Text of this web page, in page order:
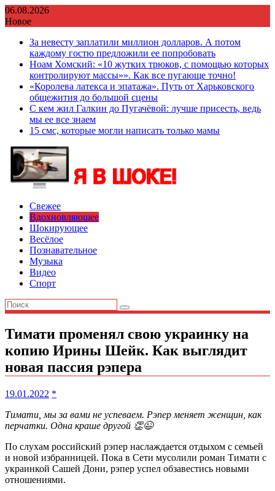
Перейти
к
06.08.2026
Новое
За невесту заплатили миллион долларов. А потом
каждому гостю предложили ее попробовать
Ноам Хомский: «10 жутких трюков, с помощью которых
контролируют массы»». Как все пугающе точно!
«Королева латекса и эпатажа». Путь от Харьковского
общежития до большой сцены
С кем жил Галкин до Пугачёвой: лучше присесть, ведь
мы ее все знаем
15 смс, которые могли написать только мамы
Свежее
Вдохновляющее
Шокирующее
Весёлое
Познавательное
Музыка
Видео
Спорт
Тимати променял свою украинку на
копию Ирины Шейк. Как выглядит
новая пассия рэпера
19.01.2022 *
Тимати, мы за вами не успеваем. Рэпер меняет женщин, как
перчатки. Одна краше другой 👏😉
По слухам российский рэпер наслаждается отдыхом с семьей
и новой избранницей. Пока в Сети мусолили роман Тимати с
украинкой Сашей Дони, рэпер успел обзавестись новыми
отношениями.